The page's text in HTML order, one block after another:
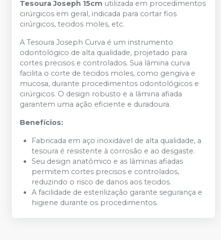
Tesoura Joseph 15cm utilizada em procedimentos
cirúrgicos em geral, indicada para cortar fios
cirúrgicos, tecidos moles, etc.
A Tesoura Joseph Curva é um instrumento
odontológico de alta qualidade, projetado para
cortes precisos e controlados. Sua lâmina curva
facilita o corte de tecidos moles, como gengiva e
mucosa, durante procedimentos odontológicos e
cirúrgicos. O design robusto e a lâmina afiada
garantem uma ação eficiente e duradoura.
Benefícios:
Fabricada em aço inoxidável de alta qualidade, a
tesoura é resistente à corrosão e ao desgaste.
Seu design anatômico e as lâminas afiadas
permitem cortes precisos e controlados,
reduzindo o risco de danos aos tecidos.
A facilidade de esterilização garante segurança e
higiene durante os procedimentos.